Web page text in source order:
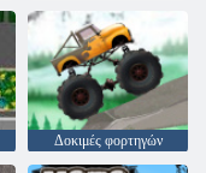
Δοκιμές φορτηγών